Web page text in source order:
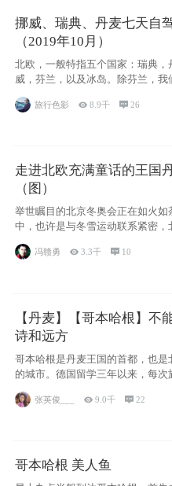
挪威、瑞典、丹麦七天自
（2019年10月）
北欧，一般特指五个国家：瑞典，
威，芬兰，以及冰岛。除芬兰，我
旅行色影 8.9千 26
走进北欧充满童话的王国
（图）
举世瞩目的北京冬奥会正在如火如
中，也许是与冬雪运动联系紧密，
些国家因
冯赣勇 3.3千  10
【丹麦】【哥本哈根】不
诗和远方
哥本哈根是丹麦王国的首都，也是
的城市。德国留学三年以来，每次
张英俊___ 9.0千 22
哥本哈根 美人鱼